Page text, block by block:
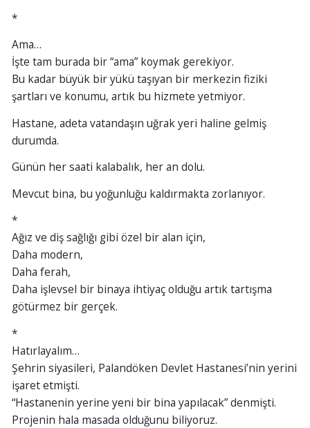
*
Ama…
İşte tam burada bir “ama” koymak gerekiyor.
Bu kadar büyük bir yükü taşıyan bir merkezin fiziki
şartları ve konumu, artık bu hizmete yetmiyor.
Hastane, adeta vatandaşın uğrak yeri haline gelmiş
durumda.
Günün her saati kalabalık, her an dolu.
Mevcut bina, bu yoğunluğu kaldırmakta zorlanıyor.
*
Ağız ve diş sağlığı gibi özel bir alan için,
Daha modern,
Daha ferah,
Daha işlevsel bir binaya ihtiyaç olduğu artık tartışma
götürmez bir gerçek.
*
Hatırlayalım…
Şehrin siyasileri, Palandöken Devlet Hastanesi’nin yerini
işaret etmişti.
“Hastanenin yerine yeni bir bina yapılacak” denmişti.
Projenin hala masada olduğunu biliyoruz.